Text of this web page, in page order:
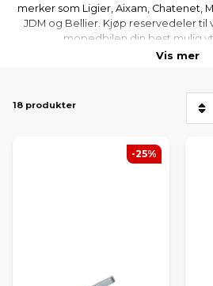
merker som Ligier, Aixam, Chatenet,
JDM og Bellier. Kjøp reservedeler til
mopedbilen din best mulig
Vis mer
18 produkter
-25%